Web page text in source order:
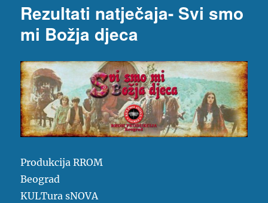
Rezultati natječaja- Svi smo
mi Božja djeca
Produkcija RROM
Beograd
KULTura sNOVA